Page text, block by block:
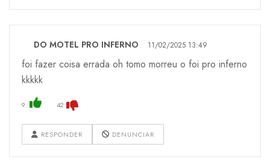
DO MOTEL PRO INFERNO 11/02/2025 13:49
foi fazer coisa errada oh tomo morreu o foi pro inferno
kkkkk
9 42
RESPONDER DENUNCIAR